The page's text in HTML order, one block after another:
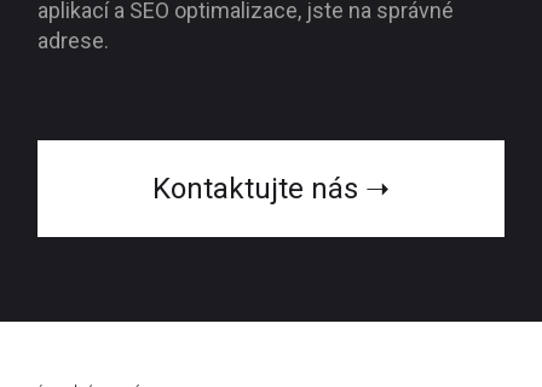
aplikací a SEO optimalizace, jste na správné
adrese.
Kontaktujte nás ➝